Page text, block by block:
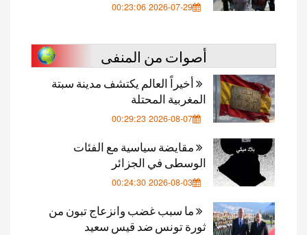
2026-07-29 00:23:06
أصوات من المنفى
أخيراً العالم يكتشف مدينة سبتة
المغربية المحتلة
2026-08-07 00:29:23
مقايضة سياسية مع الفئات
الوسطى في الجزائر
2026-08-03 00:24:30
ما سبب غضب وانزعاج تبون من
ثورة تونس ضد قيس سعيد